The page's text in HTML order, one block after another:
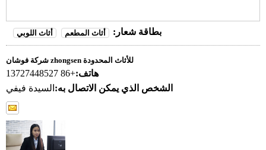
بطاقة شعار: أثاث المطعم أثاث اللوبي
شركة فوشان zhongsen للأثاث المحدودة
هاتف:+86 13727448527
الشخص الذي يمكن الاتصال به: السيدة فيفي